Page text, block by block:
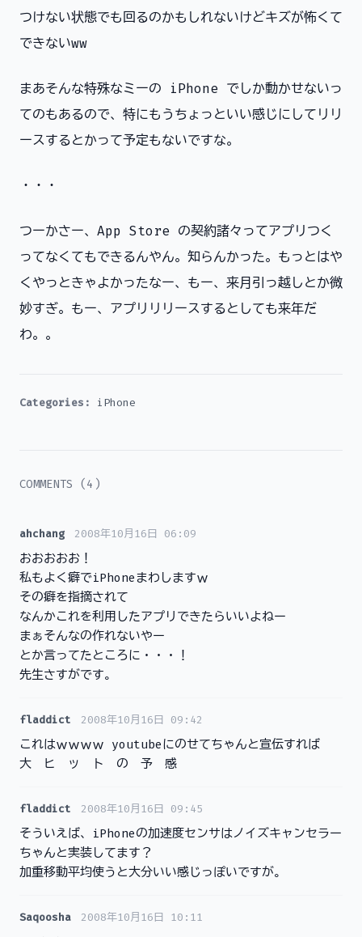
つけない状態でも回るのかもしれないけどキズが怖くて
できないww
まあそんな特殊なミーの iPhone でしか動かせないっ
てのもあるので、特にもうちょっといい感じにしてリリ
ースするとかって予定もないですな。
・・・
つーかさー、App Store の契約諸々ってアプリつく
ってなくてもできるんやん。知らんかった。もっとはや
くやっときゃよかったなー、もー、来月引っ越しとか微
妙すぎ。もー、アプリリリースするとしても来年だ
わ。。
Categories: iPhone
COMMENTS (4)
ahchang 2008年10月16日 06:09
おおおおお！
私もよく癖でiPhoneまわしますｗ
その癖を指摘されて
なんかこれを利用したアプリできたらいいよねー
まぁそんなの作れないやー
とか言ってたところに・・・！
先生さすがです。
fladdict 2008年10月16日 09:42
これはｗｗｗｗ youtubeにのせてちゃんと宣伝すれば
大 ヒ ッ ト の 予 感
fladdict 2008年10月16日 09:45
そういえば、iPhoneの加速度センサはノイズキャンセラー
ちゃんと実装してます？
加重移動平均使うと大分いい感じっぽいですが。
Saqoosha 2008年10月16日 10:11